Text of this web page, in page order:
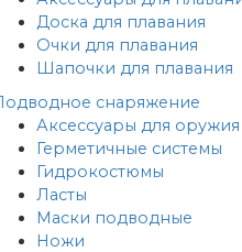
Доска для плавания
Очки для плавания
Шапочки для плавания
снаряжение
Аксессуары для оружия
Герметичные системы
Гидрокостюмы
Ласты
Маски подводные
Ножи